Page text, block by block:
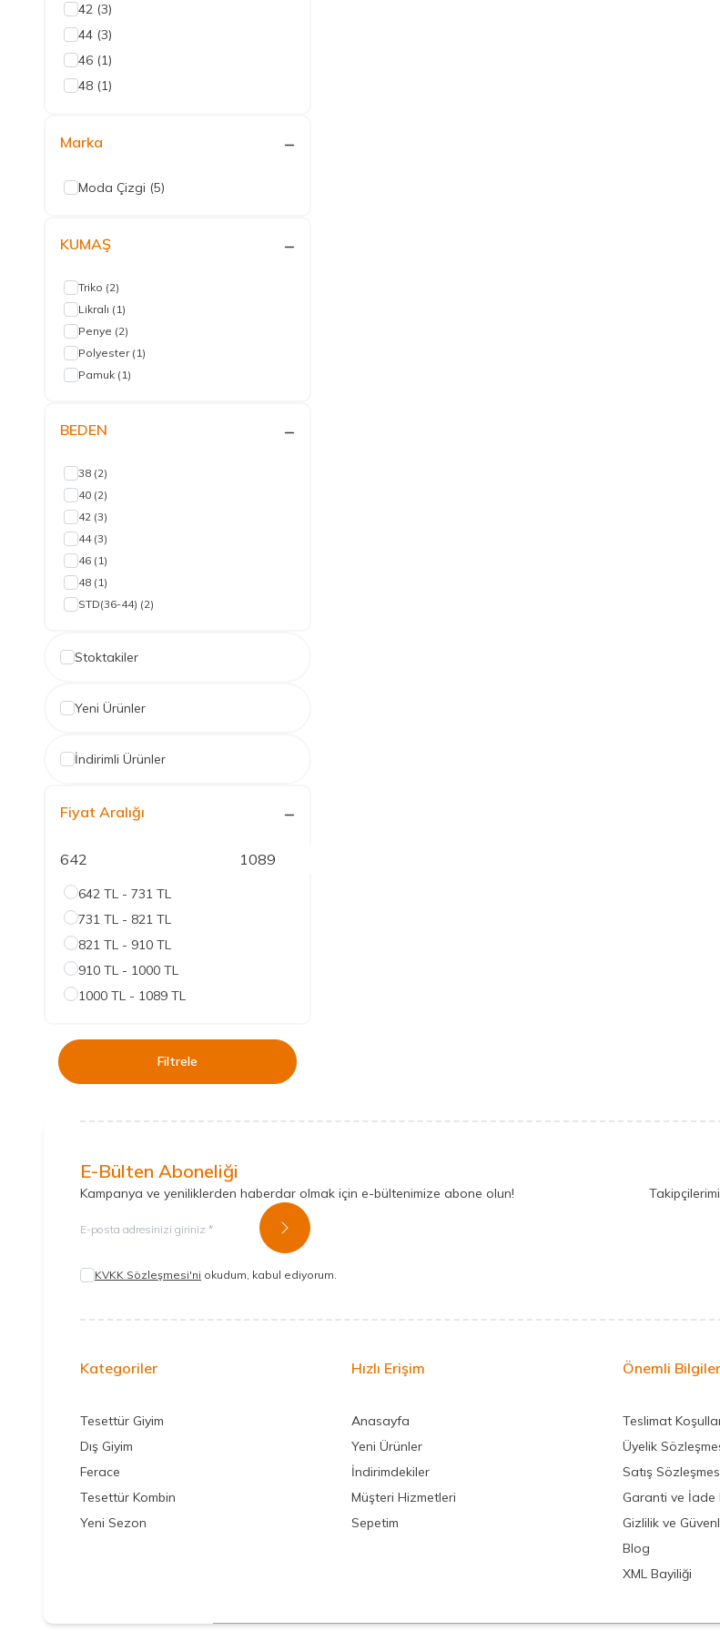
42 (3)
44 (3)
46 (1)
48 (1)
Marka
Moda Çizgi (5)
KUMAŞ
Triko (2)
Likralı (1)
Penye (2)
Polyester(1)
Pamuk (1)
BEDEN
38 (2)
40 (2)
42 (3)
44(3)
46 (1)
48 (1)
STD(36-44) (2)
Stoktakiler
Yeni Ürünler
İndirimli Ürünler
Fiyat Aralığı
642 TL - 731 TL
731 TL - 821 TL
821 TL - 910 TL
910 TL - 1000 TL
1000 TL - 1089 TL
Filtrele
E-Bülten Aboneliği
Kampanya ve yeniliklerden haberdar olmak için e-bültenimize abone olun!
Kayıt Ol
KVKK Sözleşmesi'ni okudum, kabul ediyorum.
Kategoriler
Tesettür Giyim
Dış Giyim
Ferace
Tesettür Kombin
Yeni Sezon
Hızlı Erişim
Anasayfa
Yeni Ürünler
İndirimdekiler
Müşteri Hizmetleri
Sepetim
Önemli Bilgiler
Teslimat
Üyelik
Satış
Garanti ve İade
Gizlilik ve
Blog
XML Bayiliği